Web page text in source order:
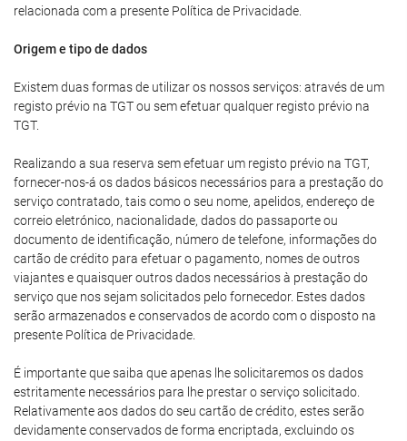
relacionada com a presente Política de Privacidade.
Origem e tipo de dados
Existem duas formas de utilizar os nossos serviços: através de um
registo prévio na TGT ou sem efetuar qualquer registo prévio na
TGT.
Realizando a sua reserva sem efetuar um registo prévio na TGT,
fornecer-nos-á os dados básicos necessários para a prestação do
serviço contratado, tais como o seu nome, apelidos, endereço de
correio eletrónico, nacionalidade, dados do passaporte ou
documento de identificação, número de telefone, informações do
cartão de crédito para efetuar o pagamento, nomes de outros
viajantes e quaisquer outros dados necessários à prestação do
serviço que nos sejam solicitados pelo fornecedor. Estes dados
serão armazenados e conservados de acordo com o disposto na
presente Política de Privacidade.
É importante que saiba que apenas lhe solicitaremos os dados
estritamente necessários para lhe prestar o serviço solicitado.
Relativamente aos dados do seu cartão de crédito, estes serão
devidamente conservados de forma encriptada, excluindo os